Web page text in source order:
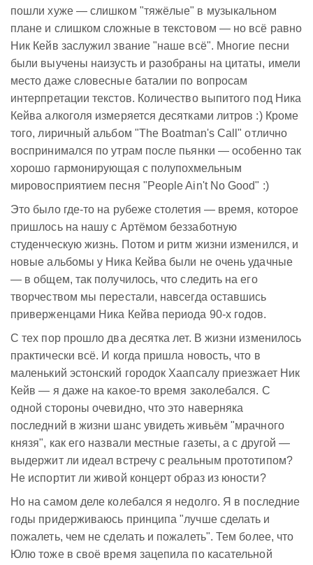
пошли хуже — слишком "тяжёлые" в музыкальном
плане и слишком сложные в текстовом — но всё равно
Ник Кейв заслужил звание "наше всё". Многие песни
были выучены наизусть и разобраны на цитаты, имели
место даже словесные баталии по вопросам
интерпретации текстов. Количество выпитого под Ника
Кейва алкоголя измеряется десятками литров :) Кроме
того, лиричный альбом "The Boatman's Call" отлично
воспринимался по утрам после пьянки — особенно так
хорошо гармонирующая с полупохмельным
мировосприятием песня "People Ain't No Good" :)
Это было где-то на рубеже столетия — время, которое
пришлось на нашу с Артёмом беззаботную
студенческую жизнь. Потом и ритм жизни изменился, и
новые альбомы у Ника Кейва были не очень удачные
— в общем, так получилось, что следить на его
творчеством мы перестали, навсегда оставшись
приверженцами Ника Кейва периода 90-х годов.
С тех пор прошло два десятка лет. В жизни изменилось
практически всё. И когда пришла новость, что в
маленький эстонский городок Хаапсалу приезжает Ник
Кейв — я даже на какое-то время заколебался. С
одной стороны очевидно, что это наверняка
последний в жизни шанс увидеть живьём "мрачного
князя", как его назвали местные газеты, а с другой —
выдержит ли идеал встречу с реальным прототипом?
Не испортит ли живой концерт образ из юности?
Но на самом деле колебался я недолго. Я в последние
годы придерживаюсь принципа "лучше сделать и
пожалеть, чем не сделать и пожалеть". Тем более, что
Юлю тоже в своё время зацепила по касательной